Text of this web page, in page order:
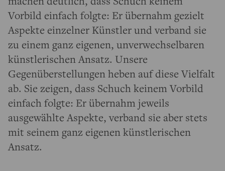
Vorbild einfach folgte: Er übernahm gezielt
Aspekte einzelner Künstler und verband sie
zu einem ganz eigenen, unverwechselbaren
künstlerischen Ansatz. Unsere
Gegenüberstellungen heben auf diese Vielfalt
ab. Sie zeigen, dass Schuch keinem Vorbild
einfach folgte: Er übernahm jeweils
ausgewählte Aspekte, verband sie aber stets
mit seinem ganz eigenen künstlerischen
Ansatz.